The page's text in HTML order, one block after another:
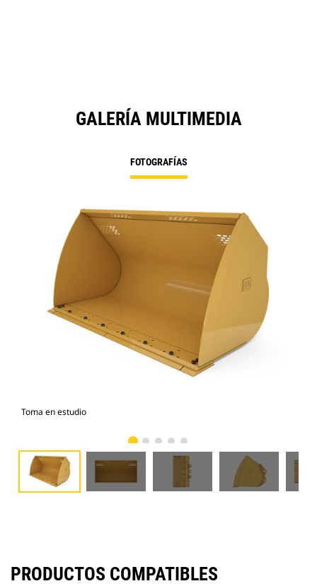
GALERÍA MULTIMEDIA
FOTOGRAFÍAS
Toma en estudio
PRODUCTOS COMPATIBLES